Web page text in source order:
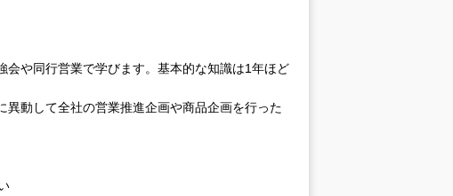
会や同行営業で学びます。基本的な知識は1年ほど
動して全社の営業推進企画や商品企画を行った